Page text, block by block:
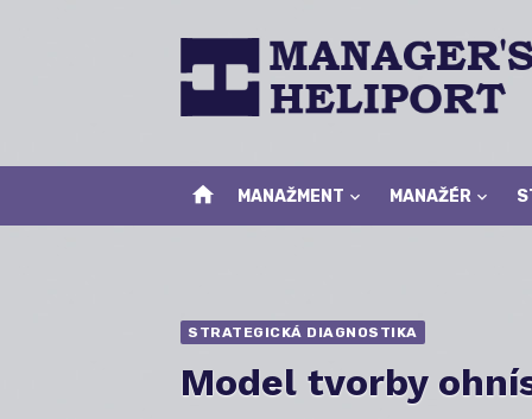
home MANAŽMENT MANAŽÉR
STRATEGICKÁ DIAGNOSTIKA
Model tvorby